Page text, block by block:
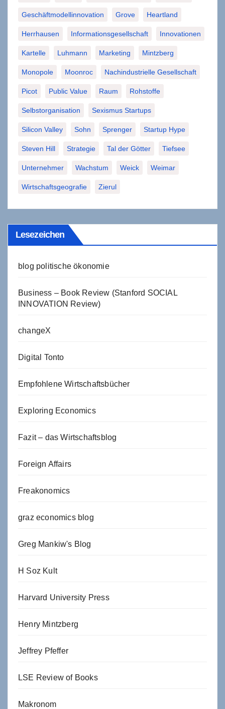
Geschäftmodellinnovation Grove Heartland
Herrhausen Informationsgesellschaft Innovationen
Kartelle Luhmann Marketing Mintzberg
Monopole Moonroc Nachindustrielle Gesellschaft
Picot Public Value Raum Rohstoffe
Selbstorganisation Sexismus Startups
Silicon Valley Sohn Sprenger Startup Hype
Steven Hill Strategie Tal der Götter Tiefsee
Unternehmer Wachstum Weick Weimar
Wirtschaftsgeografie Zierul
Lesezeichen
blog politische ökonomie
Business – Book Review (Stanford SOCIAL
INNOVATION Review)
changeX
Digital Tonto
Empfohlene Wirtschaftsbücher
Exploring Economics
Fazit – das Wirtschaftsblog
Foreign Affairs
Freakonomics
graz economics blog
Greg Mankiw's Blog
H Soz Kult
Harvard University Press
Henry Mintzberg
Jeffrey Pfeffer
LSE Review of Books
Makronom